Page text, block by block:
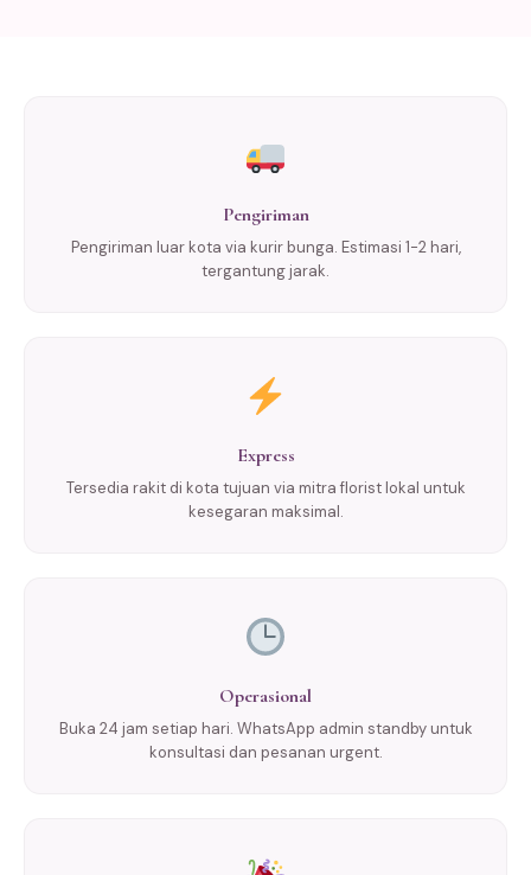
Pengiriman
Pengiriman luar kota via kurir bunga. Estimasi 1-2 hari,
tergantung jarak.
Express
Tersedia rakit di kota tujuan via mitra florist lokal untuk
kesegaran maksimal.
Operasional
Buka 24 jam setiap hari. WhatsApp admin standby untuk
konsultasi dan pesanan urgent.